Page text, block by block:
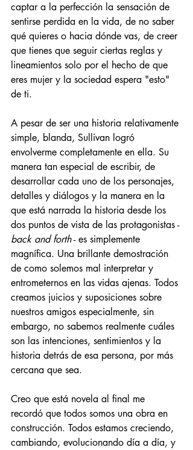
captar a la perfección la sensación de
sentirse perdida en la vida, de no saber
qué quieres o hacia dónde vas, de creer
que tienes que seguir ciertas reglas y
lineamientos solo por el hecho de que
eres mujer y la sociedad espera "esto"
de ti.
A pesar de ser una historia relativamente
simple, blanda, Sullivan logró
envolverme completamente en ella. Su
manera tan especial de escribir, de
desarrollar cada uno de los personajes,
detalles y diálogos y la manera en la
que está narrada la historia desde los
dos puntos de vista de las protagonistas -
back and forth - es simplemente
magnífica. Una brillante demostración
de como solemos mal interpretar y
entrometernos en las vidas ajenas. Todos
creamos juicios y suposiciones sobre
nuestros amigos especialmente, sin
embargo, no sabemos realmente cuáles
son las intenciones, sentimientos y la
historia detrás de esa persona, por más
cercana que sea.
Creo que está novela al final me
recordó que todos somos una obra en
construcción. Todos estamos creciendo,
cambiando, evolucionando día a día, y